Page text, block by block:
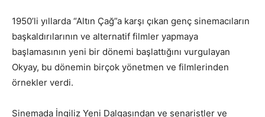
1950’li yıllarda “Altın Çağ”a karşı çıkan genç sinemacıların
başkaldırılarının ve alternatif filmler yapmaya
başlamasının yeni bir dönemi başlattığını vurgulayan
Okyay, bu dönemin birçok yönetmen ve filmlerinden
örnekler verdi.
Sinemada İngiliz Yeni Dalgasından ve senaristler ve